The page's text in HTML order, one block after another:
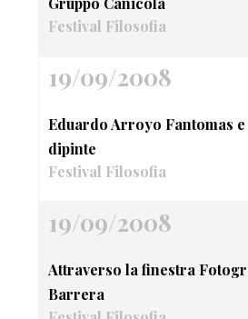
Festival Filosofia
19/09/2008
Eduardo Arroyo Fantomas
dipinte
Festival Filosofia
19/09/2008
Attraverso la finestra
Barrera